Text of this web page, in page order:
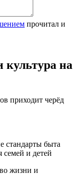
прочитал и
культура на
приходит черёд
стандарты быта
семей и детей
жизни и